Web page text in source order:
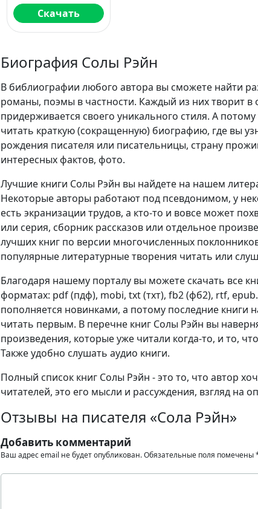
Скачать
Биография Солы Рэйн
В библиографии любого автора вы сможете найти
романы, поэмы в частности. Каждый из них творит в
придерживается своего уникального стиля. А
читать краткую (сокращенную) биографию, где вы
рождения писателя или писательницы, страну
интересных фактов, фото.
Лучшие книги Солы Рэйн вы найдете на нашем
Некоторые авторы работают под псевдонимом, у
есть экранизации трудов, а кто-то и вовсе может
или серия, сборник рассказов или отдельное
лучших книг по версии многочисленных
популярные литературные творения читать или
Благодаря нашему порталу вы можете скачать все
форматах: pdf (пдф), mobi, txt (тхт), fb2 (фб2), rtf,
пополняется новинками, а потому последние книги
читать первым. В перечне книг Солы Рэйн вы
произведения, которые уже читали когда-то, и то,
Также удобно слушать аудио книги.
Полный список книг Солы Рэйн - это то, что автор
читателей, это его мысли и рассуждения, взгляд на
Отзывы на писателя «Сола Рэйн»
Добавить комментарий
Ваш адрес email не будет опубликован.Обязательные поля помечены